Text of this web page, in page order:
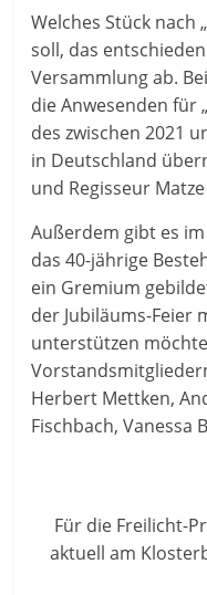
Welches Stück nach
soll, das
Versammlung ab.
die Anwesenden für
des zwischen 2021
in Deutschland
und Regisseur
Außerdem gibt es
das 40-jährige
ein Gremium
der Jubiläums-Feier
unterstützen
Herbert Mettken,
Fischbach, Vanessa
Für die Freilicht-
aktuell am